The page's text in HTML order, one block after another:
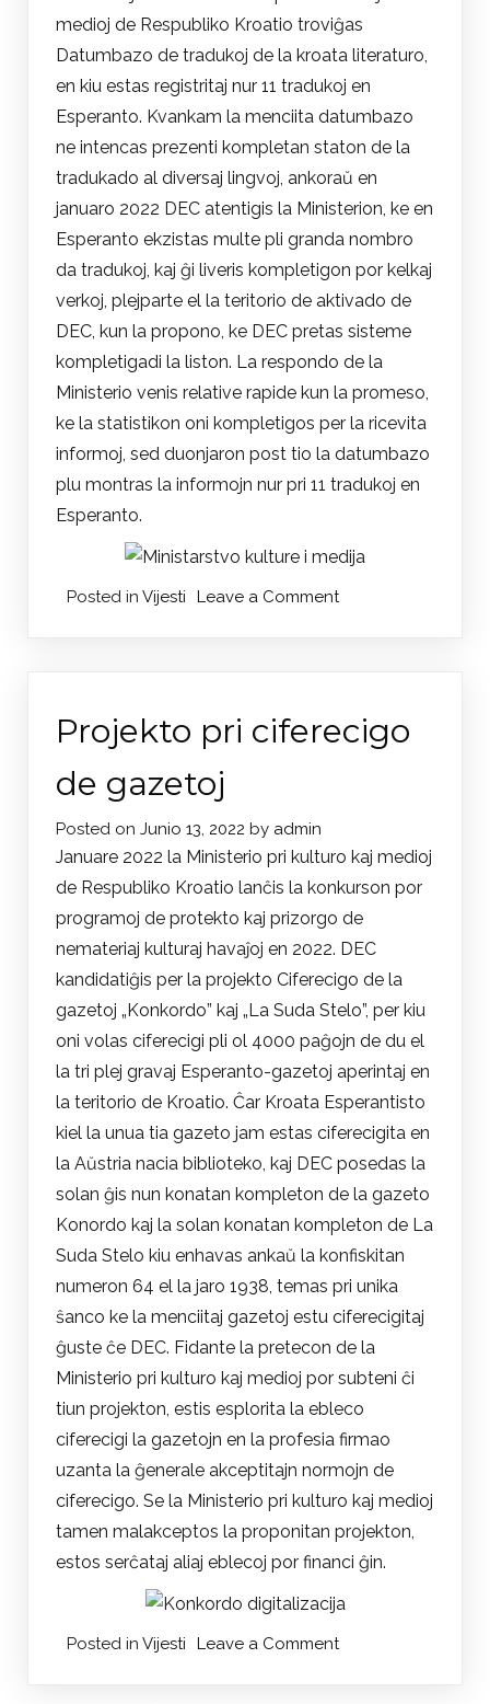
medioj de Respubliko Kroatio troviĝas
Datumbazo de tradukoj de la kroata literaturo,
en kiu estas registritaj nur 11 tradukoj en
Esperanto. Kvankam la menciita datumbazo
ne intencas prezenti kompletan staton de la
tradukado al diversaj lingvoj, ankoraŭ en
januaro 2022 DEC atentigis la Ministerion, ke en
Esperanto ekzistas multe pli granda nombro
da tradukoj, kaj ĝi liveris kompletigon por kelkaj
verkoj, plejparte el la teritorio de aktivado de
DEC, kun la propono, ke DEC pretas sisteme
kompletigadi la liston. La respondo de la
Ministerio venis relative rapide kun la promeso,
ke la statistikon oni kompletigos per la ricevita
informoj, sed duonjaron post tio la datumbazo
plu montras la informojn nur pri 11 tradukoj en
Esperanto.
Posted in Vijesti Leave a Commenton
književnosti
Projekto pri ciferecigo
de gazetoj
Posted on Junio 13, 2022 by admin
Januare 2022 la Ministerio pri kulturo kaj medioj
de Respubliko Kroatio lanĉis la konkurson por
programoj de protekto kaj prizorgo de
nemateriaj kulturaj havaĵoj en 2022. DEC
kandidatiĝis per la projekto Ciferecigo de la
gazetoj „Konkordo” kaj „La Suda Stelo”, per kiu
oni volas ciferecigi pli ol 4000 paĝojn de du el
la tri plej gravaj Esperanto-gazetoj aperintaj en
la teritorio de Kroatio. Ĉar Kroata Esperantisto
kiel la unua tia gazeto jam estas ciferecigita en
la Aŭstria nacia biblioteko, kaj DEC posedas la
solan ĝis nun konatan kompleton de la gazeto
Konordo kaj la solan konatan kompleton de La
Suda Stelo kiu enhavas ankaŭ la konfiskitan
numeron 64 el la jaro 1938, temas pri unika
ŝanco ke la menciitaj gazetoj estu ciferecigitaj
ĝuste ĉe DEC. Fidante la pretecon de la
Ministerio pri kulturo kaj medioj por subteni ĉi
tiun projekton, estis esplorita la ebleco
ciferecigi la gazetojn en la profesia firmao
uzanta la ĝenerale akceptitajn normojn de
ciferecigo. Se la Ministerio pri kulturo kaj medioj
tamen malakceptos la proponitan projekton,
estos serĉataj aliaj eblecoj por financi ĝin.
Posted in Vijesti Leave a Commenton